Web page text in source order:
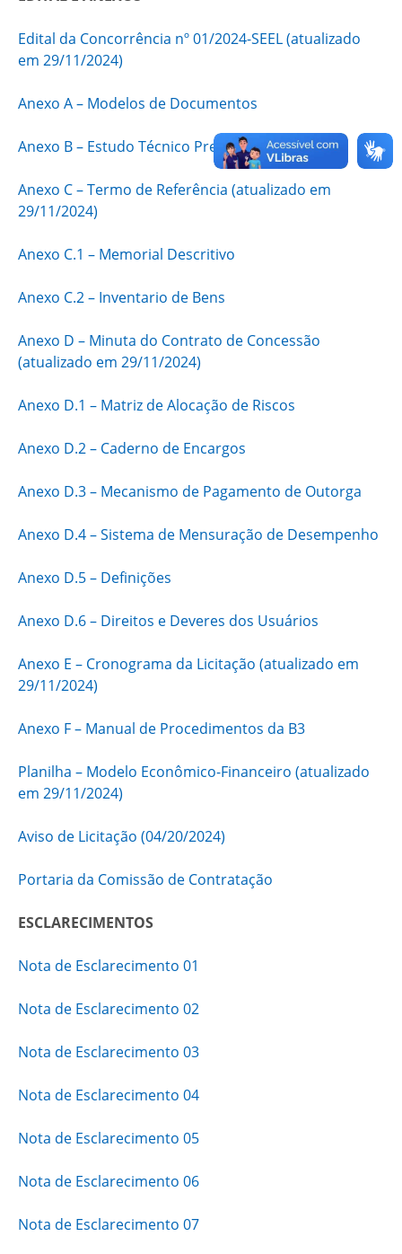
Edital da Concorrência nº 01/2024-SEEL (atualizado
em 29/11/2024)
Anexo A – Modelos de Documentos
Anexo B – Estudo Técnico Preliminar
Anexo C – Termo de Referência (atualizado em
29/11/2024)
Anexo C.1 – Memorial Descritivo
Anexo C.2 – Inventario de Bens
Anexo D – Minuta do Contrato de Concessão
(atualizado em 29/11/2024)
Anexo D.1 – Matriz de Alocação de Riscos
Anexo D.2 – Caderno de Encargos
Anexo D.3 – Mecanismo de Pagamento de Outorga
Anexo D.4 – Sistema de Mensuração de Desempenho
Anexo D.5 – Definições
Anexo D.6 – Direitos e Deveres dos Usuários
Anexo E – Cronograma da Licitação (atualizado em
29/11/2024)
Anexo F – Manual de Procedimentos da B3
Planilha – Modelo Econômico-Financeiro (atualizado
em 29/11/2024)
Aviso de Licitação (04/20/2024)
Portaria da Comissão de Contratação
ESCLARECIMENTOS
Nota de Esclarecimento 01
Nota de Esclarecimento 02
Nota de Esclarecimento 03
Nota de Esclarecimento 04
Nota de Esclarecimento 05
Nota de Esclarecimento 06
Nota de Esclarecimento 07